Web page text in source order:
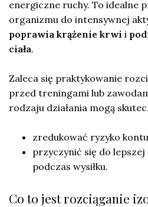
energiczne ruchy. To idealne
organizmu do intensywnej
poprawia krążenie krwi i
ciała.
Zaleca się praktykowanie
przed treningami lub
rodzaju działania mogą
zredukować ryzyko
przyczynić się do
podczas wysiłku.
Co to jest rozciąganie